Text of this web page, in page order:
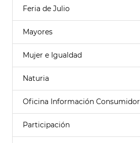
Feria de Julio
Mayores
Mujer e Igualdad
Naturia
Oficina Información Consumidor
Participación